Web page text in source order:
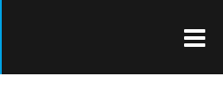
MYEVENTSPORTAL